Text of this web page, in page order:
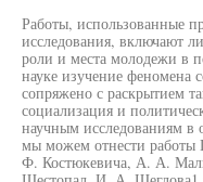
Работы, использованные
исследования, включают
роли и места молодежи в
науке изучение феномена
сопряжено с раскрытием
социализация и
научным исследованиям в
мы можем отнести
Ф. Костюкевича, А. А.